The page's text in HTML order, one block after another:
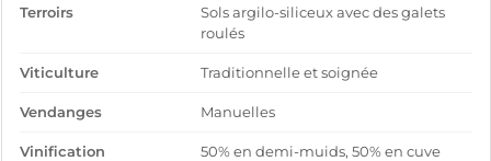
Terroirs
Sols argilo-siliceux avec des galets
roulés
Viticulture Traditionnelle et soignée
Vendanges Manuelles
Vinification
50% en demi-muids, 50% en cuve